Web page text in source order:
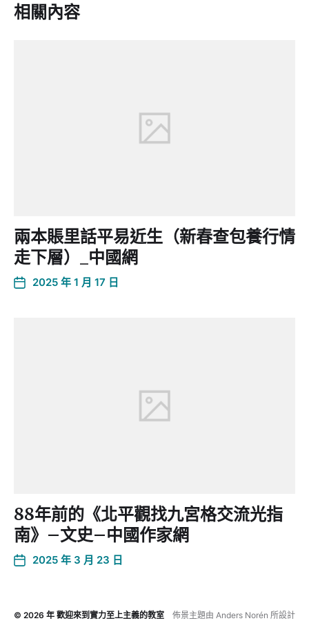
相關內容
兩本賬里話平易近生（新春查包養行情
走下層）_中國網
2025 年 1 月 17 日
88年前的《北平觀找九宮格交流光指
南》–文史–中國作家網
2025 年 3 月 23 日
© 2026 年 歡迎來到實力至上主義的教室 佈景主題由 Anders Norén 所設計